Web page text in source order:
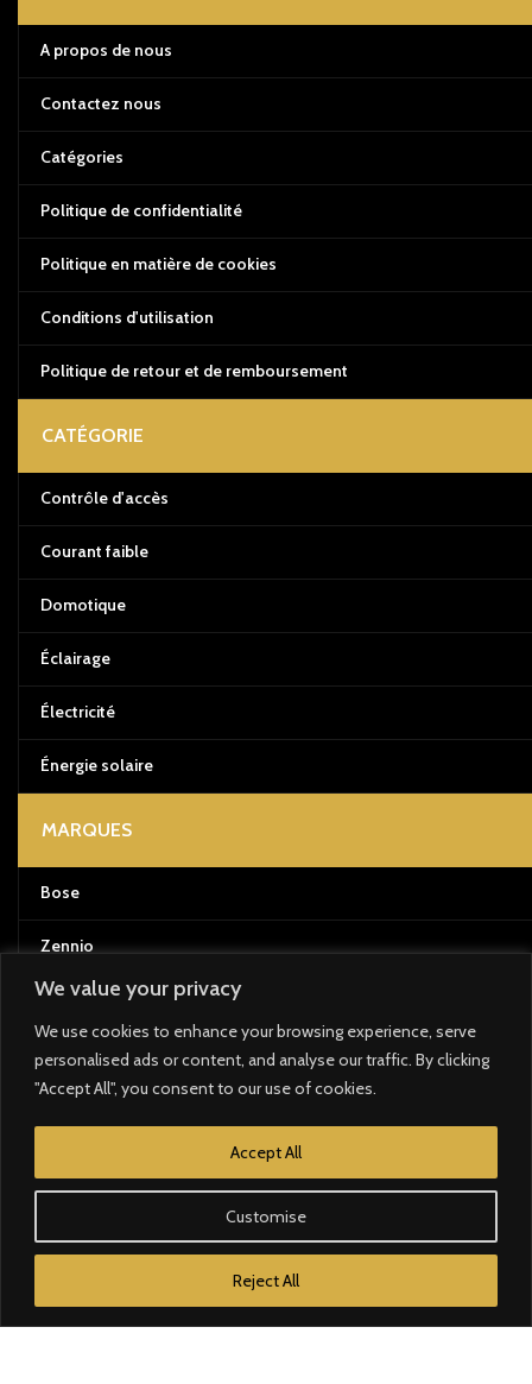
We value your privacy
We use cookies to enhance your browsing experience, serve
personalised ads or content, and analyse our traffic. By clicking
"Accept All", you consent to our use of cookies.
Customise
Reject All
Accept All
A propos de nous
Contactez nous
Catégories
Politique de confidentialité
Politique en matière de cookies
Conditions d'utilisation
Politique de retour et de remboursement
CATÉGORIE
Contrôle d'accès
Courant faible
Domotique
Éclairage
Électricité
Énergie solaire
MARQUES
Bose
Zennio
Loxone
Airzone
DOCUMENTATION ET FORMATION